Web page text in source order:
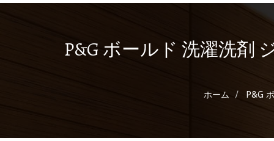
P&G ボールド 洗濯洗剤
ホーム P&G